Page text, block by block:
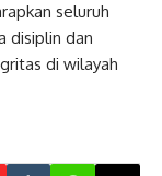
seluruh
disiplin dan
di wilayah